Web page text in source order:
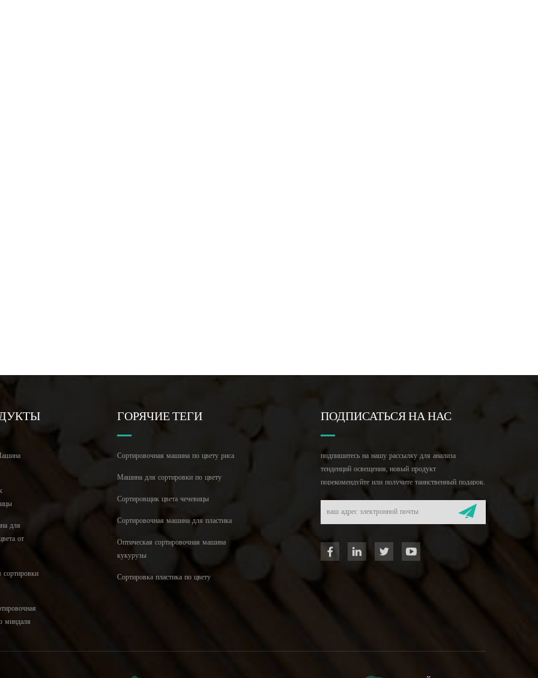
для
от
миндаля
ГОРЯЧИЕ ТЕГИ
Сортировочная машина по цвету риса
Машина для сортировки по цвету
Сортировщик цвета чечевицы
Сортировочная машина для пластика
Оптическая сортировочная машина
кукурузы
Сортировка пластика по цвету
ПОДПИСАТЬСЯ НА НАС
подпишитесь на нашу рассылку для анализа
тенденций освещения, новый продукт
порекомендуйте или получите таинственный подарок.